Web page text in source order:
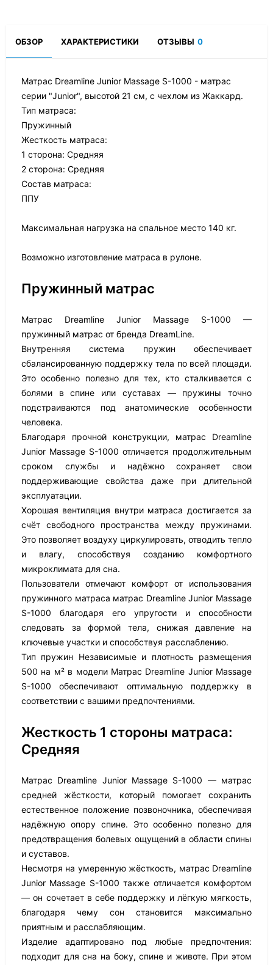
ОБЗОР ХАРАКТЕРИСТИКИ ОТЗЫВЫ 0
Матрас Dreamline Junior Massage S-1000 - матрас
серии "Junior", высотой 21 см, с чехлом из Жаккард.
Тип матраса:
Пружинный
Жесткость матраса:
1 сторона: Средняя
2 сторона: Средняя
Состав матраса:
ППУ
Максимальная нагрузка на спальное место 140 кг.
Возможно изготовление матраса в рулоне.
Пружинный матрас
Матрас Dreamline Junior Massage S-1000 —
пружинный матрас от бренда DreamLine.
Внутренняя система пружин обеспечивает
сбалансированную поддержку тела по всей площади.
Это особенно полезно для тех, кто сталкивается с
болями в спине или суставах — пружины точно
подстраиваются под анатомические особенности
человека.
Благодаря прочной конструкции, матрас Dreamline
Junior Massage S-1000 отличается продолжительным
сроком службы и надёжно сохраняет свои
поддерживающие свойства даже при длительной
эксплуатации.
Хорошая вентиляция внутри матраса достигается за
счёт свободного пространства между пружинами.
Это позволяет воздуху циркулировать, отводить тепло
и влагу, способствуя созданию комфортного
микроклимата для сна.
Пользователи отмечают комфорт от использования
пружинного матраса матрас Dreamline Junior Massage
S-1000 благодаря его упругости и способности
следовать за формой тела, снижая давление на
ключевые участки и способствуя расслаблению.
Тип пружин Независимые и плотность размещения
500 на м² в модели Матрас Dreamline Junior Massage
S-1000 обеспечивают оптимальную поддержку в
соответствии с вашими предпочтениями.
Жесткость 1 стороны матраса:
Средняя
Матрас Dreamline Junior Massage S-1000 — матрас
средней жёсткости, который помогает сохранить
естественное положение позвоночника, обеспечивая
надёжную опору спине. Это особенно полезно для
предотвращения болевых ощущений в области спины
и суставов.
Несмотря на умеренную жёсткость, матрас Dreamline
Junior Massage S-1000 также отличается комфортом
— он сочетает в себе поддержку и лёгкую мягкость,
благодаря чему сон становится максимально
приятным и расслабляющим.
Изделие адаптировано под любые предпочтения:
подходит для сна на боку, спине и животе. При этом